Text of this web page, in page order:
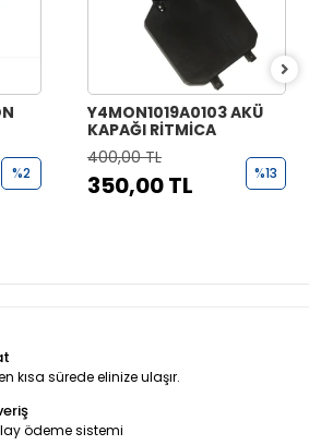
%2
Y4MON1019A0103 AKÜ
KAPAĞI RİTMİCA
400,00 TL
350,00 TL %13
kısa sürede elinize ulaşır.
ödeme sistemi